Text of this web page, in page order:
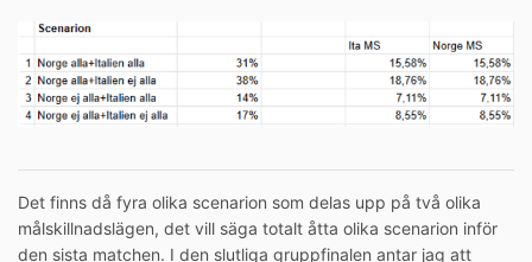
Det finns då fyra olika scenarion som delas upp på två olika
målskillnadslägen, det vill säga totalt åtta olika scenarion inför
den sista matchen. I den slutliga gruppfinalen antar jag att